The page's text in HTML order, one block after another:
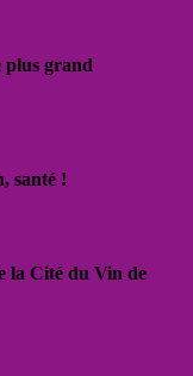
grand
santé !
la Cité du Vin de